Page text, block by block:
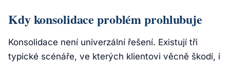
Kdy konsolidace problém prohlubuje
Konsolidace není univerzální řešení. Existují tři
typické scénáře, ve kterých klientovi věcně škodí, i